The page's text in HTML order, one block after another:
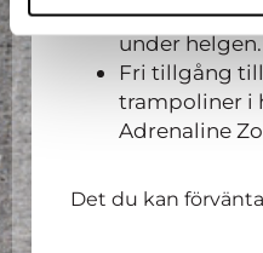
Små
under
Fri tillgång
trampoliner i
Adrenaline
Det du kan